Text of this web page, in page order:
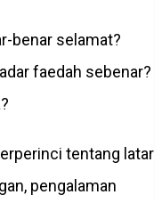
benar selamat?
faedah sebenar?
tentang latar
pengalaman